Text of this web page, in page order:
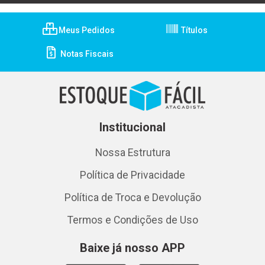
Meus Pedidos Títulos
Notas Fiscais
Institucional
Nossa Estrutura
Política de Privacidade
Política de Troca e Devolução
Termos e Condições de Uso
Baixe já nosso APP